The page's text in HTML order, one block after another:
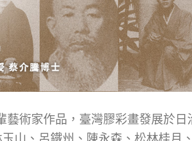
藝術家作品，臺灣膠彩畫發展於日